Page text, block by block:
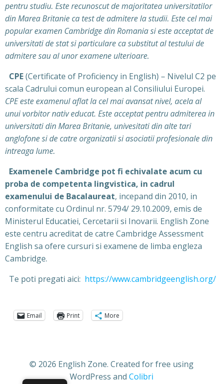
pentru studiu. Este recunoscut de majoritatea universitatilor
din Marea Britanie ca test de admitere la studii. Este cel mai
popular examen Cambridge din Romania si este acceptat de
universitati de stat si particulare ca substitut al testului de
admitere sau al unor examene ulterioare.
CPE(Certificate of Proficiency in English) – Nivelul C2 pe
scala Cadrului comun european al Consiliului Europei.
CPE este examenul aflat la cel mai avansat nivel, acela al
unui vorbitor nativ educat. Este acceptat pentru admiterea in
universitati din Marea Britanie, univesitati din alte tari
anglofone si de catre organizatii si asociatii profesionale din
intreaga lume.
Examenele Cambridge pot fi echivalate acum cu
proba de competenta lingvistica, in cadrul
examenului de Bacalaureat, incepand din 2010, in
conformitate cu Ordinul nr. 5794/ 29.10.2009, emis de
Ministerul Educatiei, Cercetarii si Inovarii. English Zone
este centru acreditat de catre Cambridge Assessment
English sa ofere cursuri si examene de limba engleza
Cambridge.
Te poti pregati aici: https://www.cambridgeenglish.org/
Email Print More
© 2026 English Zone. Created for free using
WordPress and Colibri